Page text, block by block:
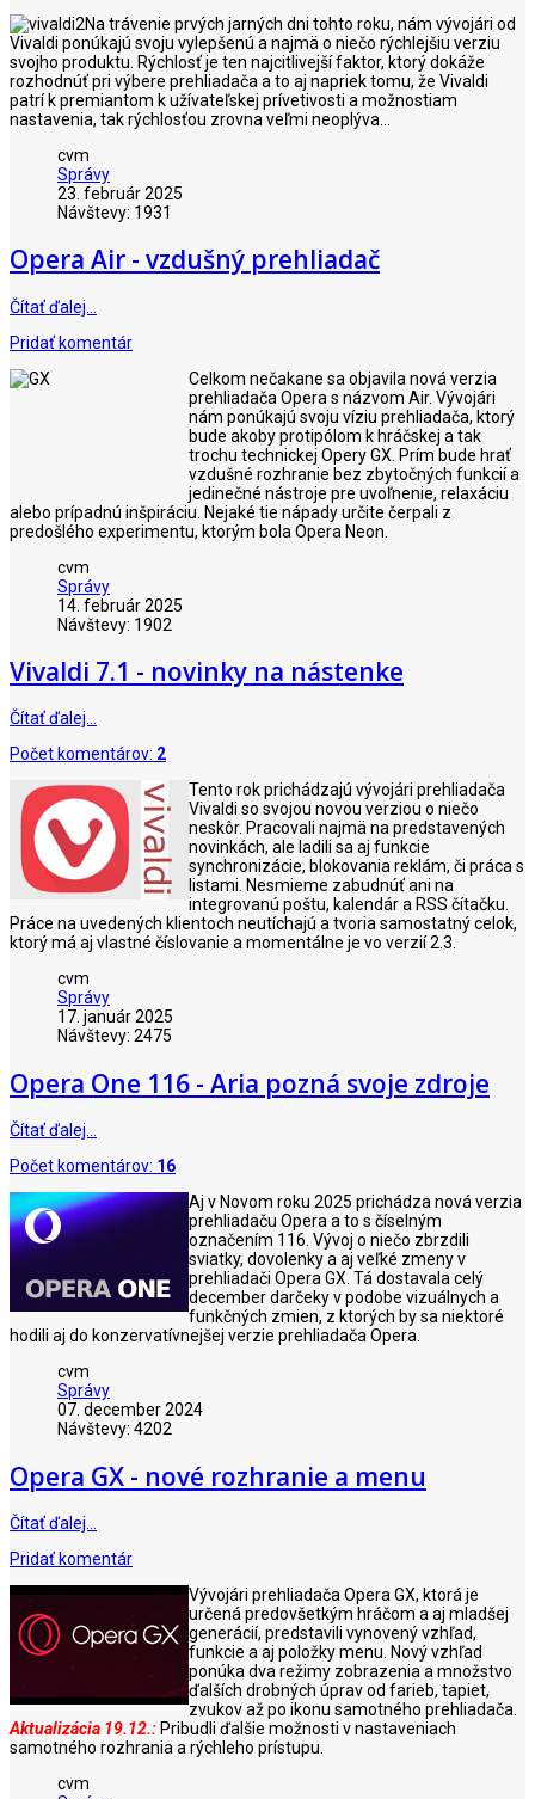
Na trávenie prvých jarných dni tohto roku, nám vývojári od
Vivaldi ponúkajú svoju vylepšenú a najmä o niečo rýchlejšiu verziu
svojho produktu. Rýchlosť je ten najcitlivejší faktor, ktorý dokáže
rozhodnúť pri výbere prehliadača a to aj napriek tomu, že Vivaldi
patrí k premiantom k užívateľskej prívetivosti a možnostiam
nastavenia, tak rýchlosťou zrovna veľmi neoplýva...
cvm
Správy
23. február 2025
Návštevy: 1931
Opera Air - vzdušný prehliadač
Čítať ďalej…
Pridať komentár
Celkom nečakane sa objavila nová verzia
prehliadača Opera s názvom Air. Vývojári
nám ponúkajú svoju víziu prehliadača, ktorý
bude akoby protipólom k hráčskej a tak
trochu technickej Opery GX. Prím bude hrať
vzdušné rozhranie bez zbytočných funkcií a
jedinečné nástroje pre uvoľnenie, relaxáciu
alebo prípadnú inšpiráciu. Nejaké tie nápady určite čerpali z
predošlého experimentu, ktorým bola Opera Neon.
cvm
Správy
14. február 2025
Návštevy: 1902
Vivaldi 7.1 - novinky na nástenke
Čítať ďalej…
Počet komentárov: 2
Tento rok prichádzajú vývojári prehliadača
Vivaldi so svojou novou verziou o niečo
neskôr. Pracovali najmä na predstavených
novinkách, ale ladili sa aj funkcie
synchronizácie, blokovania reklám, či práca s
listami. Nesmieme zabudnúť ani na
integrovanú poštu, kalendár a RSS čítačku.
Práce na uvedených klientoch neutíchajú a tvoria samostatný celok,
ktorý má aj vlastné číslovanie a momentálne je vo verzií 2.3.
cvm
Správy
17. január 2025
Návštevy: 2475
Opera One 116 - Aria pozná svoje zdroje
Čítať ďalej…
Počet komentárov: 16
Aj v Novom roku 2025 prichádza nová verzia
prehliadaču Opera a to s číselným
označením 116. Vývoj o niečo zbrzdili
sviatky, dovolenky a aj veľké zmeny v
prehliadači Opera GX. Tá dostavala celý
december darčeky v podobe vizuálnych a
funkčných zmien, z ktorých by sa niektoré
hodili aj do konzervatívnejšej verzie prehliadača Opera.
cvm
Správy
07. december 2024
Návštevy: 4202
Opera GX - nové rozhranie a menu
Čítať ďalej…
Pridať komentár
Vývojári prehliadača Opera GX, ktorá je
určená predovšetkým hráčom a aj mladšej
generácií, predstavili vynovený vzhľad,
funkcie a aj položky menu. Nový vzhľad
ponúka dva režimy zobrazenia a množstvo
ďalších drobných úprav od farieb, tapiet,
zvukov až po ikonu samotného prehliadača.
Aktualizácia 19.12.: Pribudli ďalšie možnosti v nastaveniach
samotného rozhrania a rýchleho prístupu.
cvm